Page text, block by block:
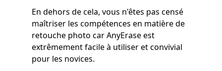
En dehors de cela, vous n'êtes pas censé
maîtriser les compétences en matière de
retouche photo car AnyErase est
extrêmement facile à utiliser et convivial
pour les novices.